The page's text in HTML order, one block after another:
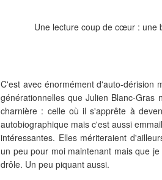
Une lecture coup de cœur : une
C'est avec énormément d'auto-dérision
générationnelles que Julien Blanc-
charnière : celle où il s'apprête à
autobiographique mais c'est aussi
intéressantes. Elles mériteraient
un peu pour moi maintenant mais que
drôle. Un peu piquant aussi.